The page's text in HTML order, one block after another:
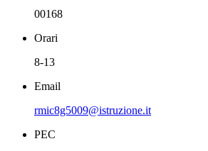
00168
Orari
8-13
Email
rmic8g5009@istruzione.it
PEC